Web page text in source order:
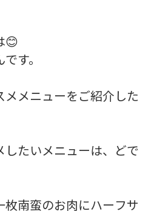
😊
す。
メニューをご紹介した
たいメニューは、どで
枚南蛮のお肉にハーフサ